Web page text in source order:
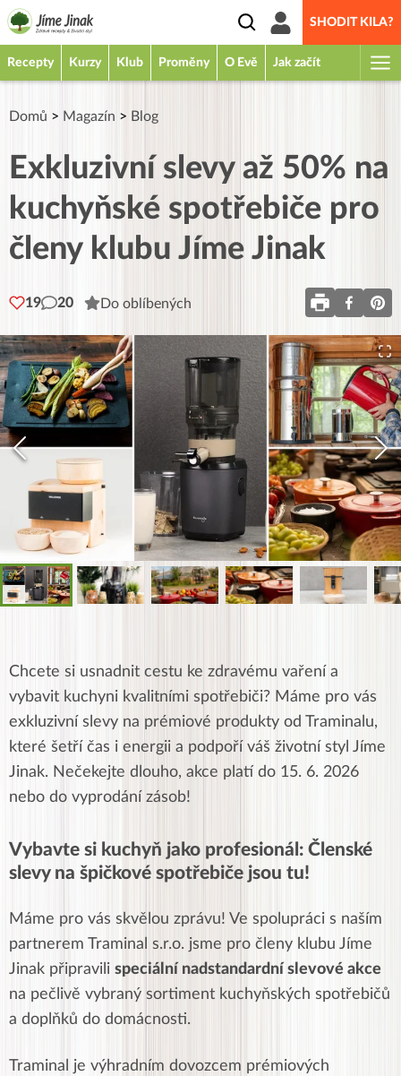
SHODIT KILA?
Recepty Kurzy Klub Proměny O Evě Jak začít
Domů > Magazín > Blog
Exkluzivní slevy až 50% na
kuchyňské spotřebiče pro
členy klubu Jíme Jinak
19 20 Do oblíbených
Chcete si usnadnit cestu ke zdravému vaření a
vybavit kuchyni kvalitními spotřebiči? Máme pro vás
exkluzivní slevy na prémiové produkty od Traminalu,
které šetří čas i energii a podpoří váš životní styl Jíme
Jinak. Nečekejte dlouho, akce platí do 15. 6. 2026
nebo do vyprodání zásob!
Vybavte si kuchyň jako profesionál: Členské
slevy na špičkové spotřebiče jsou tu!
Máme pro vás skvělou zprávu! Ve spolupráci s naším
partnerem Traminal s.r.o. jsme pro členy klubu Jíme
Jinak připravili speciální nadstandardní slevové akce
na pečlivě vybraný sortiment kuchyňských spotřebičů
a doplňků do domácnosti.
Traminal je výhradním dovozcem prémiových